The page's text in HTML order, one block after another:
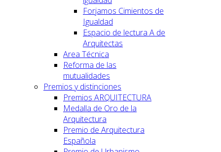
Forjamos Cimientos de
Igualdad
Espacio de lectura A de
Arquitectas
Area Técnica
Reforma de las
mutualidades
Premios y distinciones
Premios ARQUITECTURA
Medalla de Oro de la
Arquitectura
Premio de Arquitectura
Española